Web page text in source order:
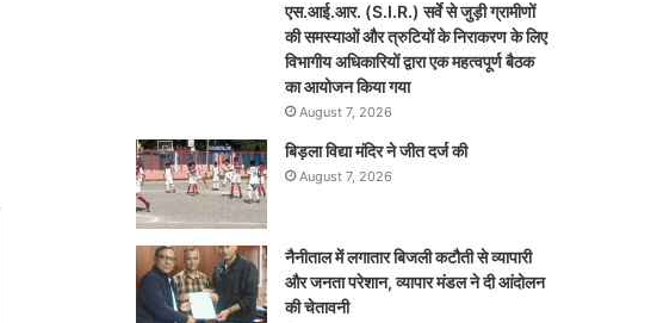
एस.आई.आर. (S.I.R.) सर्वे से जुड़ी ग्रामीणों
की समस्याओं और त्रुटियों के निराकरण के लिए
विभागीय अधिकारियों द्वारा एक महत्वपूर्ण बैठक
का आयोजन किया गया
August 7, 2026
बिड़ला विद्या मंदिर ने जीत दर्ज की
August 7, 2026
नैनीताल में लगातार बिजली कटौती से व्यापारी
और जनता परेशान, व्यापार मंडल ने दी आंदोलन
की चेतावनी